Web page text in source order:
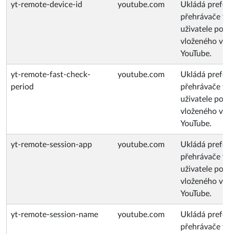
yt-remote-device-id youtube.com
Ukládá
přehrávače
uživatele
vloženého
YouTube.
yt-remote-fast-check-
period
youtube.com
Ukládá
přehrávače
uživatele
vloženého
YouTube.
yt-remote-session-app youtube.com
Ukládá
přehrávače
uživatele
vloženého
YouTube.
yt-remote-session-name youtube.com
Ukládá
přehrávače